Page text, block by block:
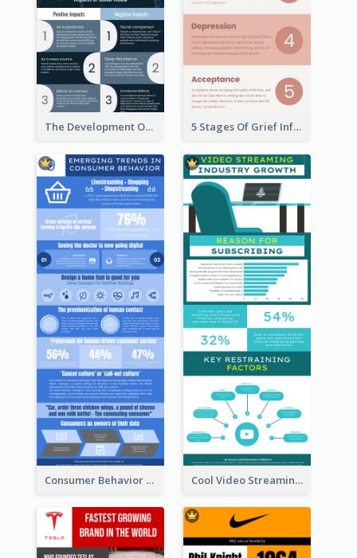
The Development Of Social Media Use Infographic 5 Stages Of Grief Infographic (With Explanation))
Consumer Behavior Analysis Infographic Design Cool Video Streaming Trend Infographic Design Idea